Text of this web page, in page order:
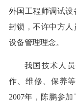
外国工程师调试
封锁，不许中方人
设备管理理念。
我国技术人
作、维修、保养
2007年，陈鹏参